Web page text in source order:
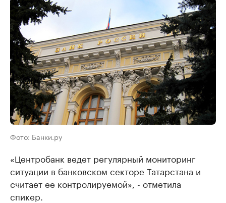
Фото: Банки.ру
«​Центробанк ведет регулярный мониторинг
ситуации в банковском секторе Татарстана и
считает ее контролируемой», - отметила
спикер.